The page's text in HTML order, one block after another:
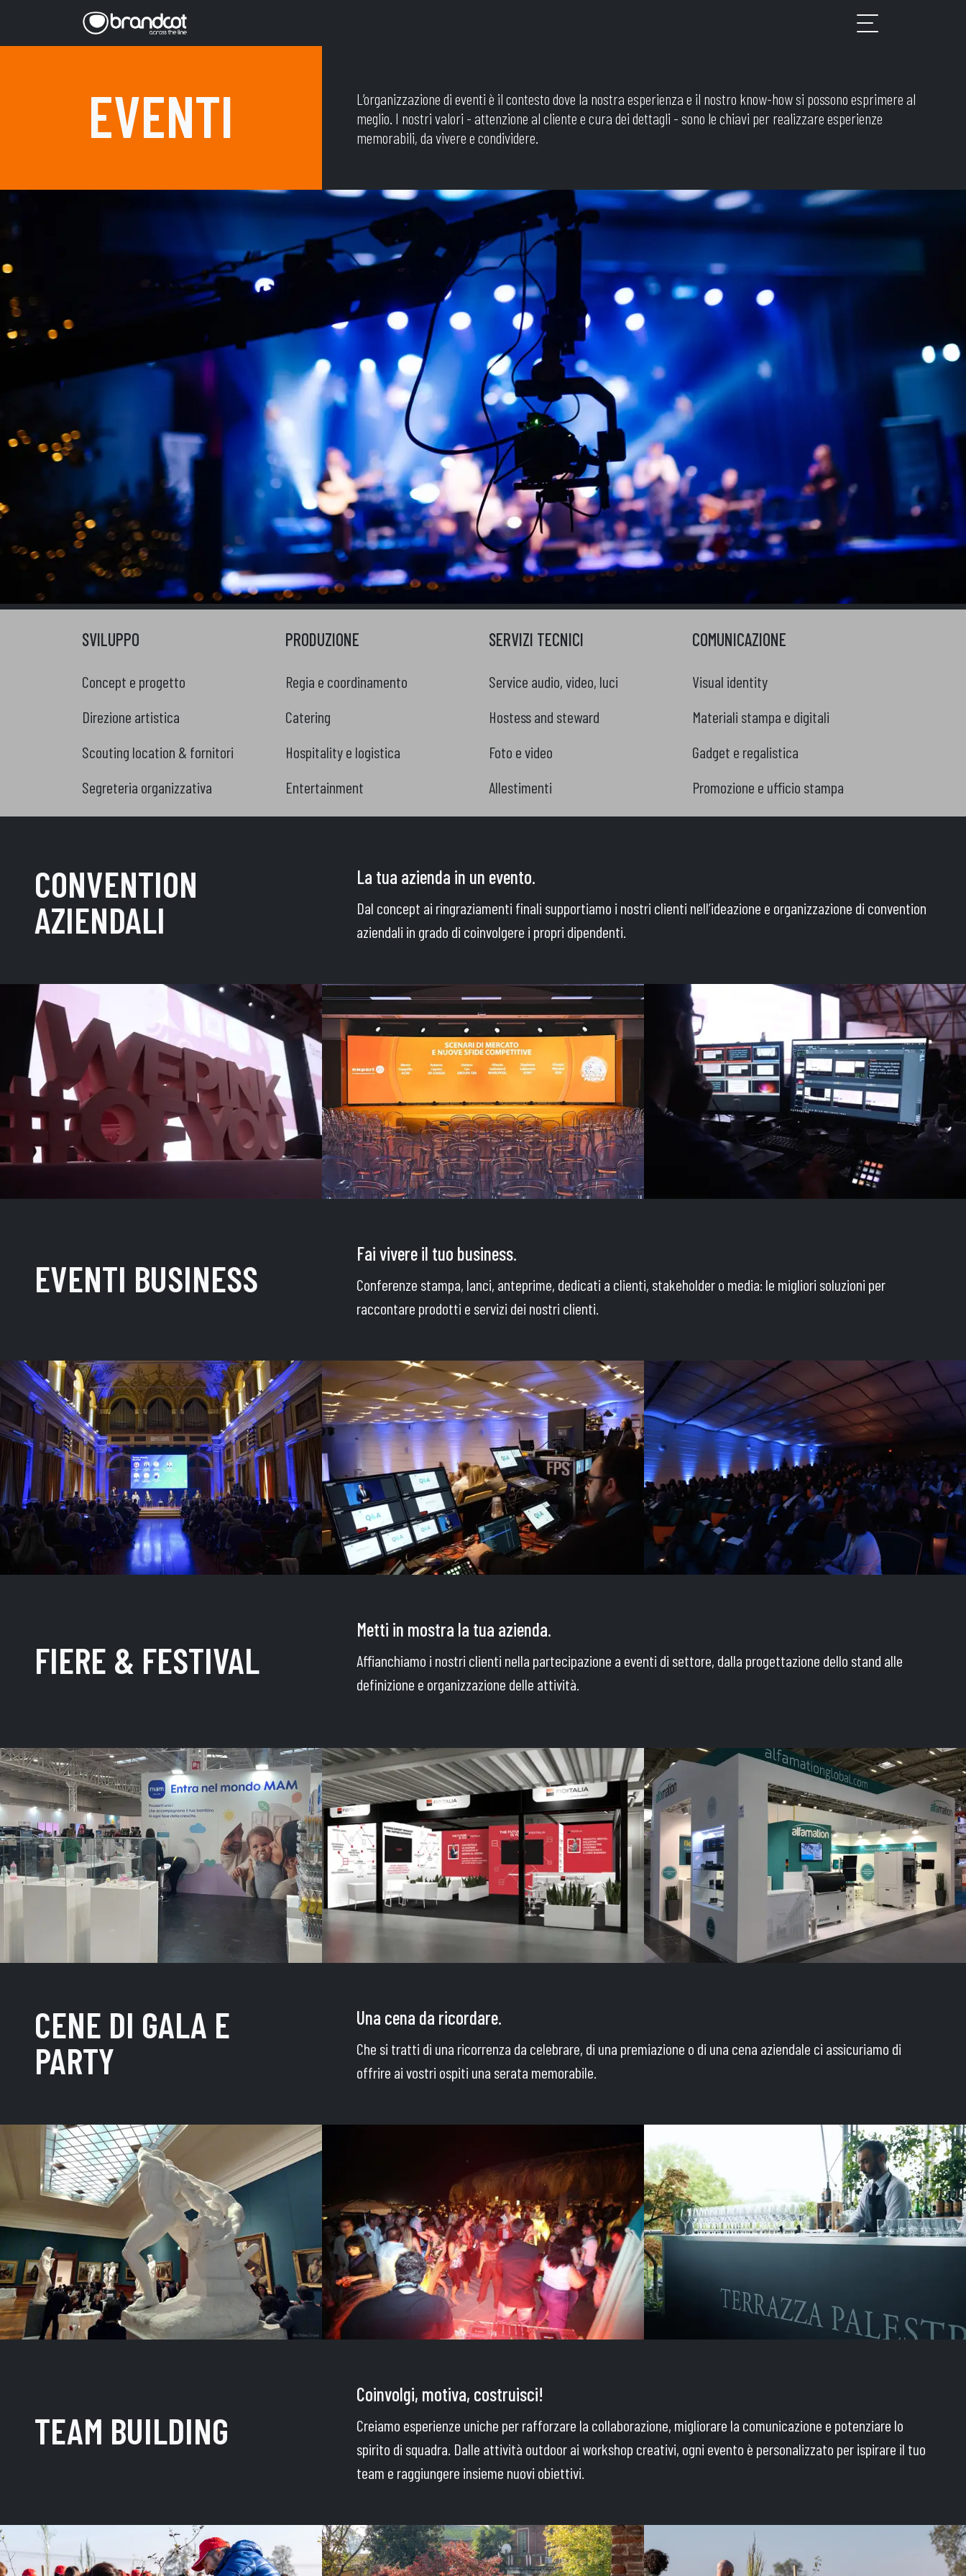
EVENTI
L’organizzazione di eventi è il contesto dove la nostra esperienza e il nostro know-how si possono esprimere al
meglio. I nostri valori - attenzione al cliente e cura dei dettagli - sono le chiavi per realizzare esperienze
memorabili, da vivere e condividere.
SVILUPPO
Concept e progetto
Direzione artistica
Scouting location & fornitori
Segreteria organizzativa
PRODUZIONE
Regia e coordinamento
Catering
Hospitality e logistica
Entertainment
SERVIZI TECNICI
Service audio, video, luci
Hostess and steward
Foto e video
Allestimenti
COMUNICAZIONE
Visual identity
Materiali stampa e digitali
Gadget e regalistica
Promozione e ufficio stampa
CONVENTION
AZIENDALI
La tua azienda in un evento.
Dal concept ai ringraziamenti finali supportiamo i nostri clienti nell’ideazione e organizzazione di convention
aziendali in grado di coinvolgere i propri dipendenti.
EVENTI BUSINESS
Fai vivere il tuo business.
Conferenze stampa, lanci, anteprime, dedicati a clienti, stakeholder o media: le migliori soluzioni per
raccontare prodotti e servizi dei nostri clienti.
FIERE & FESTIVAL
Metti in mostra la tua azienda.
Affianchiamo i nostri clienti nella partecipazione a eventi di settore, dalla progettazione dello stand alle
definizione e organizzazione delle attività.
CENE DI GALA E
PARTY
Una cena da ricordare.
Che si tratti di una ricorrenza da celebrare, di una premiazione o di una cena aziendale ci assicuriamo di
offrire ai vostri ospiti una serata memorabile.
TEAM BUILDING
Coinvolgi, motiva, costruisci!
Creiamo esperienze uniche per rafforzare la collaborazione, migliorare la comunicazione e potenziare lo
spirito di squadra. Dalle attività outdoor ai workshop creativi, ogni evento è personalizzato per ispirare il tuo
team e raggiungere insieme nuovi obiettivi.